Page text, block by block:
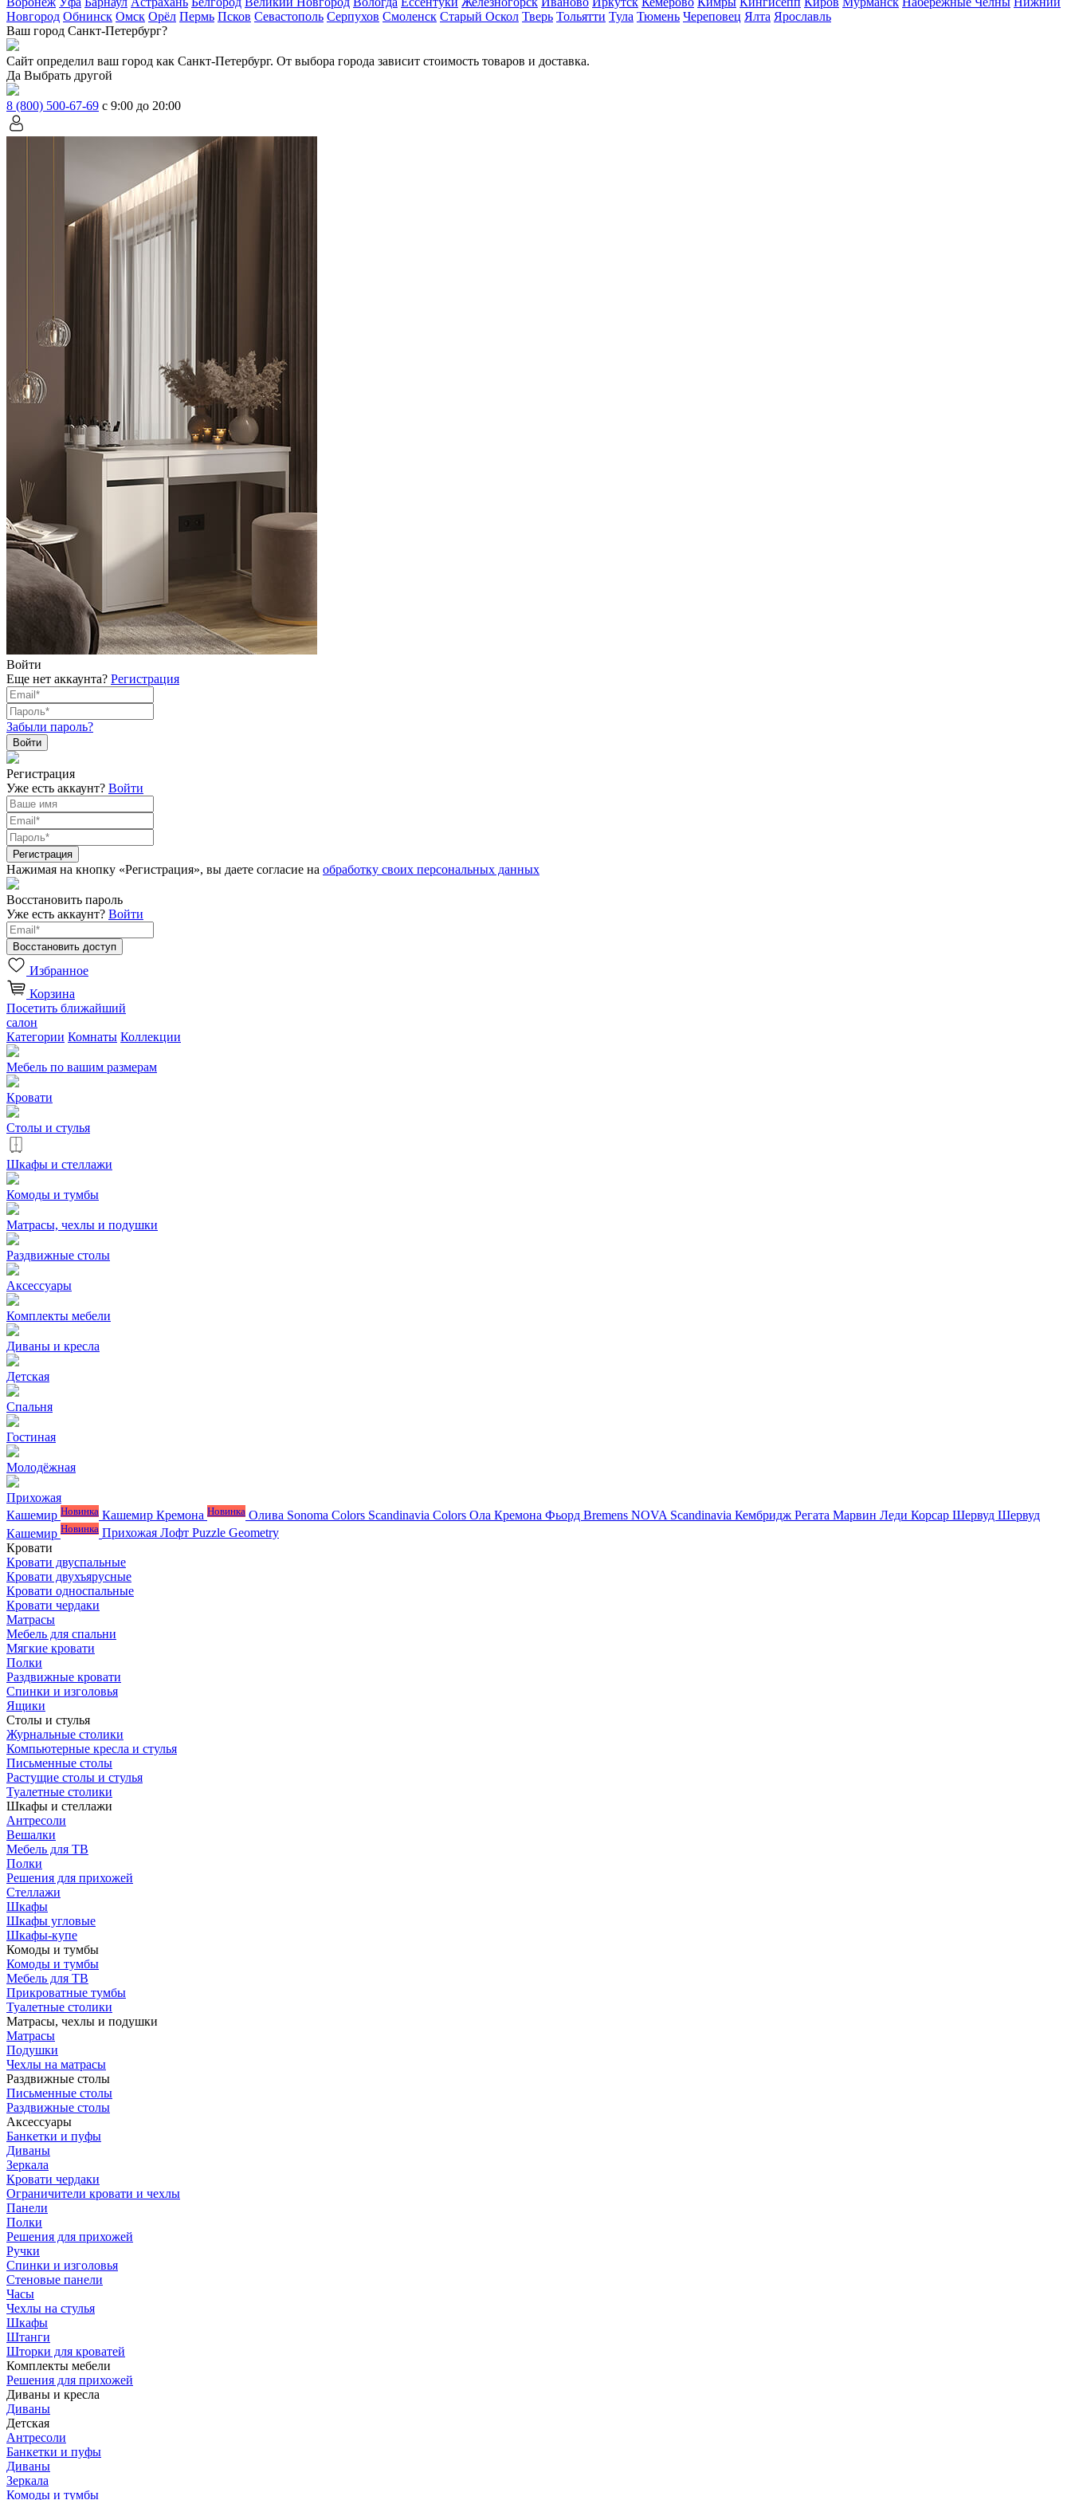
Новгород Обнинск Омск Орёл Пермь Псков Севастополь Серпухов Смоленск Старый Оскол Тверь Тольятти Тула Тюмень Череповец Ялта Ярославль
Ваш город Санкт-Петербург?
Сайт определил ваш город как Санкт-Петербург. От выбора города зависит стоимость товаров и доставка.
Да Выбрать другой
8 (800) 500-67-69 с 9:00 до 20:00
Войти
Еще нет аккаунта? Регистрация
Забыли пароль?
Регистрация
Уже есть аккаунт? Войти
Нажимая на кнопку «Регистрация», вы даете согласие на обработку своих персональных данных
Восстановить пароль
Уже есть аккаунт? Войти
Избранное
Корзина
Посетить ближайший
салон
Категории Комнаты Коллекции
Мебель по вашим размерам
Кровати
Столы и стулья
Шкафы и стеллажи
Комоды и тумбы
Матрасы, чехлы и подушки
Раздвижные столы
Аксессуары
Комплекты мебели
Диваны и кресла
Детская
Спальня
Гостиная
Молодёжная
Прихожая
Кашемир Новинка Кашемир Кремона Новинка Олива Sonoma Colors Scandinavia Colors Ола Кремона Фьорд Bremens NOVA Scandinavia Кембридж Регата Марвин Леди Корсар Шервуд Шервуд
Кашемир Новинка Прихожая Лофт Puzzle Geometry
Кровати
Кровати двуспальные
Кровати двухъярусные
Кровати односпальные
Кровати чердаки
Матрасы
Мебель для спальни
Мягкие кровати
Полки
Раздвижные кровати
Спинки и изголовья
Ящики
Столы и стулья
Журнальные столики
Компьютерные кресла и стулья
Письменные столы
Растущие столы и стулья
Туалетные столики
Шкафы и стеллажи
Антресоли
Вешалки
Мебель для ТВ
Полки
Решения для прихожей
Стеллажи
Шкафы
Шкафы угловые
Шкафы-купе
Комоды и тумбы
Комоды и тумбы
Мебель для ТВ
Прикроватные тумбы
Туалетные столики
Матрасы, чехлы и подушки
Матрасы
Подушки
Чехлы на матрасы
Раздвижные столы
Письменные столы
Раздвижные столы
Аксессуары
Банкетки и пуфы
Диваны
Зеркала
Кровати чердаки
Ограничители кровати и чехлы
Панели
Полки
Решения для прихожей
Ручки
Спинки и изголовья
Стеновые панели
Часы
Чехлы на стулья
Шкафы
Штанги
Шторки для кроватей
Комплекты мебели
Решения для прихожей
Диваны и кресла
Диваны
Детская
Антресоли
Банкетки и пуфы
Диваны
Зеркала
Комоды и тумбы